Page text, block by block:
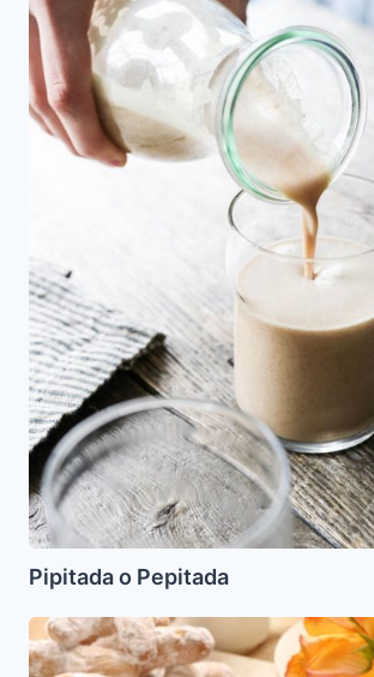
o
Pepitada
Pipitada o Pepitada
Jarabullos